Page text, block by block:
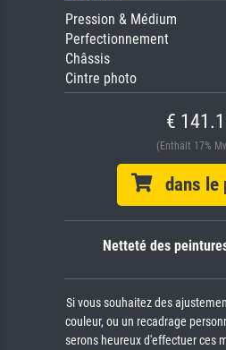
Pression & Médium
Perfectionnement
Châssis
Cintre photo
€
(Enthält 17%
dans le
Netteté des
Si vous souhaitez des
couleur, ou un recadrage
serons heureux d'effectuer ces